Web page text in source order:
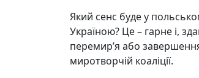
Який сенс буде у
Україною? Це – гарне і,
перемир’я або
миротворчій коаліції.